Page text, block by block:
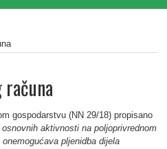
računa
gospodarstvu (NN 29/18) propisano
aktivnosti na poljoprivrednom
pljenidba dijela